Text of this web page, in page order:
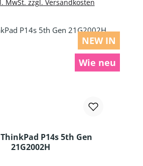
MwSt. zzgl. Versandkosten
NEW IN
Wie neu
P14s 5th Gen
21G2002H